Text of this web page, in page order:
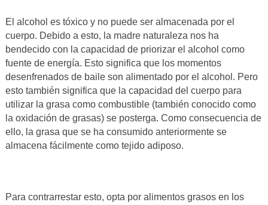
El alcohol es tóxico y no puede ser almacenada por el
cuerpo. Debido a esto, la madre naturaleza nos ha
bendecido con la capacidad de priorizar el alcohol como
fuente de energía. Esto significa que los momentos
desenfrenados de baile son alimentado por el alcohol. Pero
esto también significa que la capacidad del cuerpo para
utilizar la grasa como combustible (también conocido como
la oxidación de grasas) se posterga. Como consecuencia de
ello, la grasa que se ha consumido anteriormente se
almacena fácilmente como tejido adiposo.
Para contrarrestar esto, opta por alimentos grasos en los